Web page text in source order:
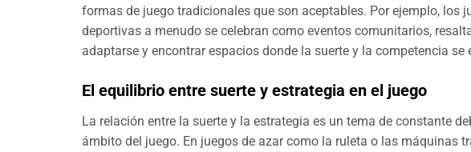
formas de juego tradicionales que son aceptables. Por ejemplo, los
deportivas a menudo se celebran como eventos comunitarios,
adaptarse y encontrar espacios donde la suerte y la competencia
El equilibrio entre suerte y estrategia en el juego
La relación entre la suerte y la estrategia es un tema de constante
ámbito del juego. En juegos de azar como la ruleta o las máquinas